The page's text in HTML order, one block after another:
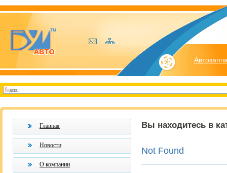
Главная
Новости
О компании
Вы находитесь в
Not Found